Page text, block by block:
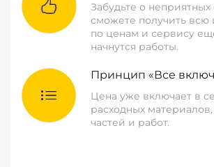
Забудьте о
сможете получить
по ценам и сервису
начнутся работы.
Принцип «Все
Цена уже включает в
расходных
частей и работ.